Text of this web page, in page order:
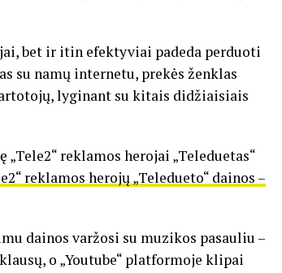
bet ir itin efektyviai padeda perduoti
su namų internetu, prekės ženklas
lyginant su kitais didžiaisiais
reklamos herojai „Teleduetas“
reklamos herojų „Teledueto“ dainos –
dainos varžosi su muzikos pasauliu –
o „Youtube“ platformoje klipai